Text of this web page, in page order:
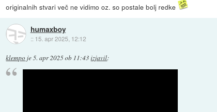
originalnih stvari več ne vidimo oz. so postale bolj redke
humaxboy
:: 15. apr 2025, 12:12
klempo je5. apr 2025 ob 11:43izjavil: